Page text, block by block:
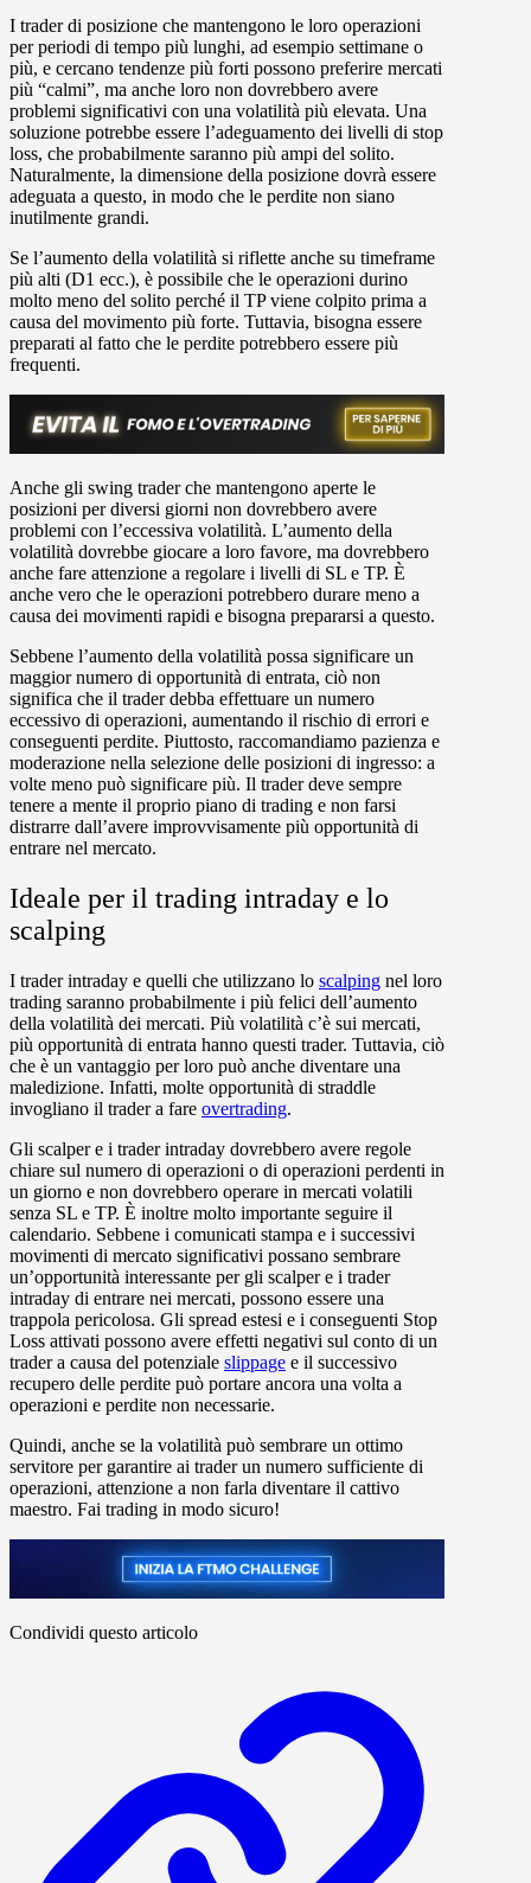
I trader di posizione che mantengono le loro operazioni
per periodi di tempo più lunghi, ad esempio settimane o
più, e cercano tendenze più forti possono preferire mercati
più “calmi”, ma anche loro non dovrebbero avere
problemi significativi con una volatilità più elevata. Una
soluzione potrebbe essere l’adeguamento dei livelli di stop
loss, che probabilmente saranno più ampi del solito.
Naturalmente, la dimensione della posizione dovrà essere
adeguata a questo, in modo che le perdite non siano
inutilmente grandi.
Se l’aumento della volatilità si riflette anche su timeframe
più alti (D1 ecc.), è possibile che le operazioni durino
molto meno del solito perché il TP viene colpito prima a
causa del movimento più forte. Tuttavia, bisogna essere
preparati al fatto che le perdite potrebbero essere più
frequenti.
Anche gli swing trader che mantengono aperte le
posizioni per diversi giorni non dovrebbero avere
problemi con l’eccessiva volatilità. L’aumento della
volatilità dovrebbe giocare a loro favore, ma dovrebbero
anche fare attenzione a regolare i livelli di SL e TP. È
anche vero che le operazioni potrebbero durare meno a
causa dei movimenti rapidi e bisogna prepararsi a questo.
Sebbene l’aumento della volatilità possa significare un
maggior numero di opportunità di entrata, ciò non
significa che il trader debba effettuare un numero
eccessivo di operazioni, aumentando il rischio di errori e
conseguenti perdite. Piuttosto, raccomandiamo pazienza e
moderazione nella selezione delle posizioni di ingresso: a
volte meno può significare più. Il trader deve sempre
tenere a mente il proprio piano di trading e non farsi
distrarre dall’avere improvvisamente più opportunità di
entrare nel mercato.
Ideale per il trading intraday e lo
scalping
I trader intraday e quelli che utilizzano lo scalping nel loro
trading saranno probabilmente i più felici dell’aumento
della volatilità dei mercati. Più volatilità c’è sui mercati,
più opportunità di entrata hanno questi trader. Tuttavia, ciò
che è un vantaggio per loro può anche diventare una
maledizione. Infatti, molte opportunità di straddle
invogliano il trader a fare overtrading.
Gli scalper e i trader intraday dovrebbero avere regole
chiare sul numero di operazioni o di operazioni perdenti in
un giorno e non dovrebbero operare in mercati volatili
senza SL e TP. È inoltre molto importante seguire il
calendario. Sebbene i comunicati stampa e i successivi
movimenti di mercato significativi possano sembrare
un’opportunità interessante per gli scalper e i trader
intraday di entrare nei mercati, possono essere una
trappola pericolosa. Gli spread estesi e i conseguenti Stop
Loss attivati possono avere effetti negativi sul conto di un
trader a causa del potenziale slippage e il successivo
recupero delle perdite può portare ancora una volta a
operazioni e perdite non necessarie.
Quindi, anche se la volatilità può sembrare un ottimo
servitore per garantire ai trader un numero sufficiente di
operazioni, attenzione a non farla diventare il cattivo
maestro. Fai trading in modo sicuro!
Condividi questo articolo